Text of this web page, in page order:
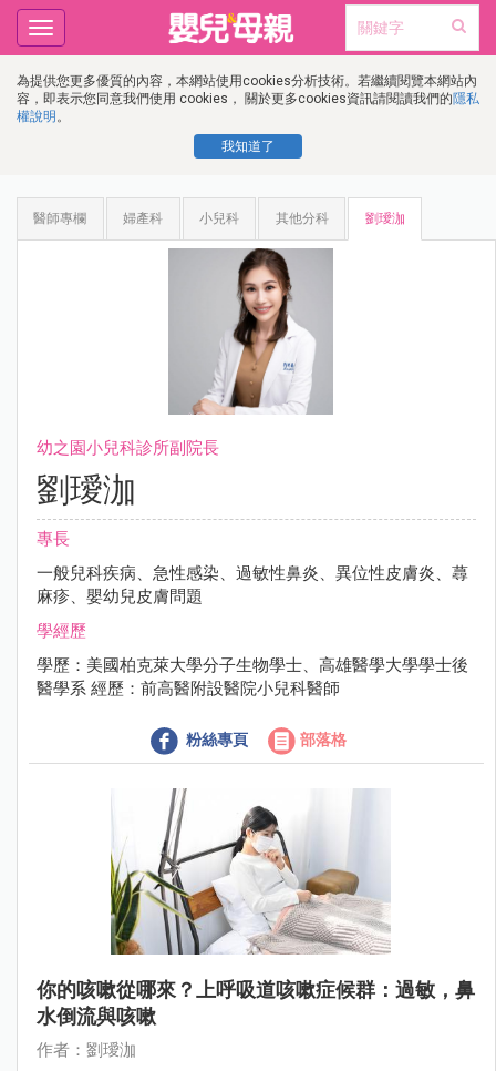
為提供您更多優質的內容，本網站使用cookies分析技術。若繼續閱覽本網站內
容，即表示您同意我們使用 cookies， 關於更多cookies資訊請閱讀我們的隱私
權說明 。
我知道了
Toggle
navigation
醫師專欄 婦產科 小兒科 其他分科 劉璦泇
幼之園小兒科診所副院長
劉璦泇
專長
一般兒科疾病、急性感染、過敏性鼻炎、異位性皮膚炎、蕁
麻疹、嬰幼兒皮膚問題
學經歷
學歷：美國柏克萊大學分子生物學士、高雄醫學大學學士後
醫學系 經歷：前高醫附設醫院小兒科醫師
粉絲專頁 部落格
你的咳嗽從哪來？上呼吸道咳嗽症候群：過敏，鼻
水倒流與咳嗽
作者：劉璦泇